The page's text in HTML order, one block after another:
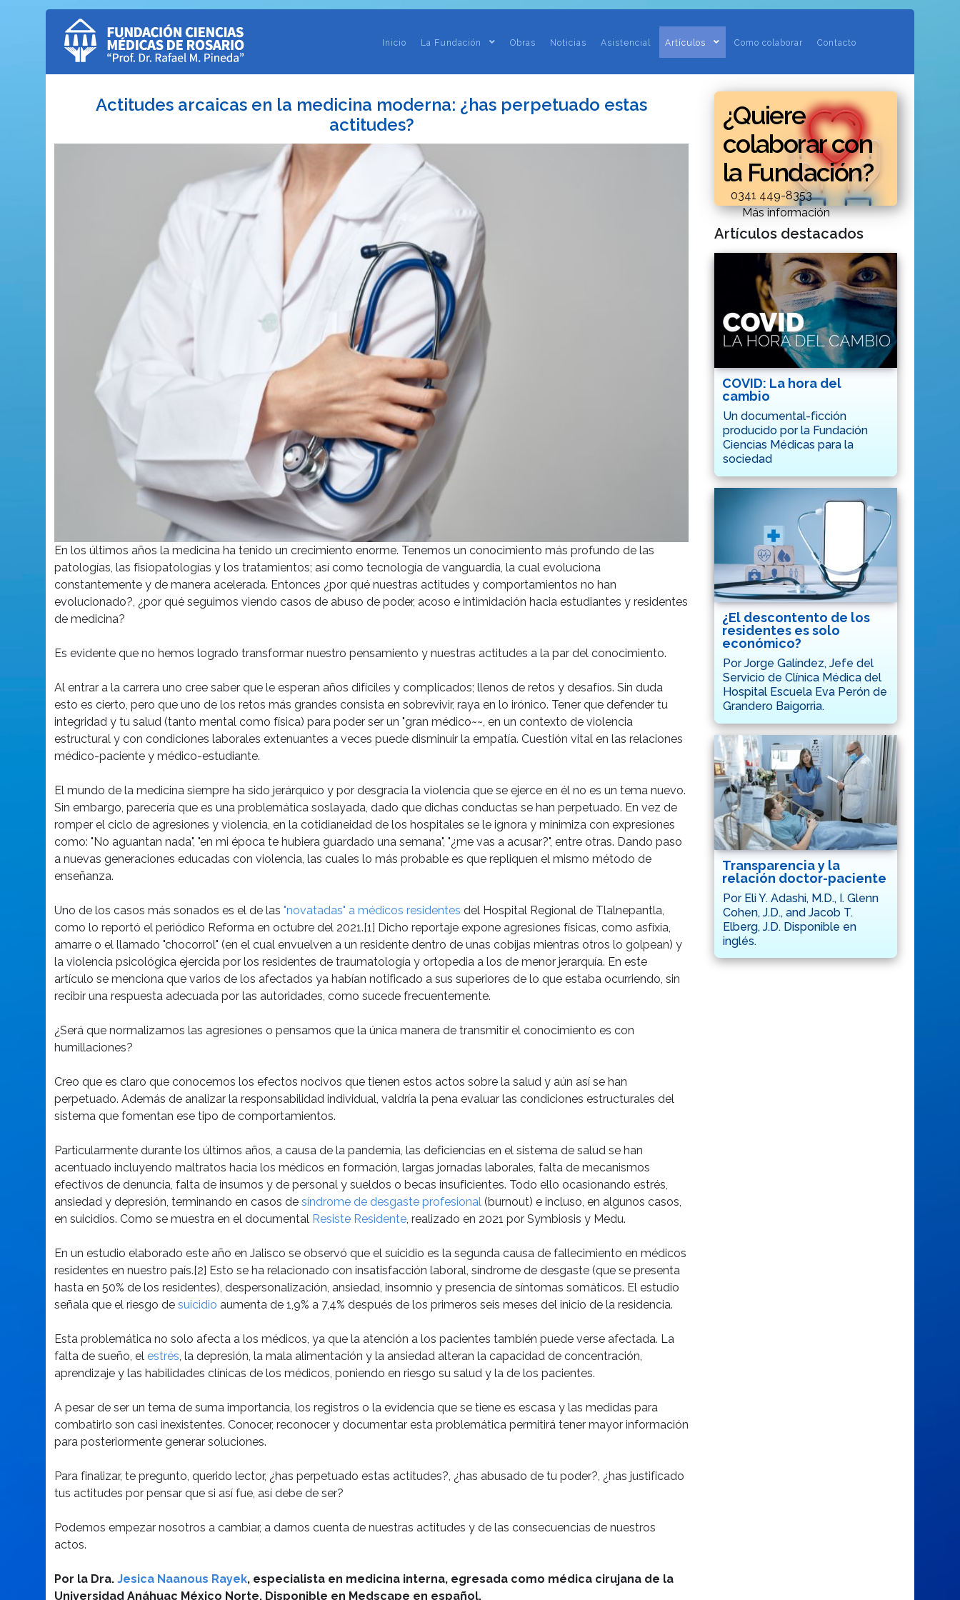
Inicio La Fundación Obras Noticias Asistencial Artículos Como colaborar Contacto
Actitudes arcaicas en la medicina moderna: ¿has perpetuado estas
actitudes?
En los últimos años la medicina ha tenido un crecimiento enorme. Tenemos un conocimiento más profundo de las
patologías, las fisiopatologías y los tratamientos; así como tecnología de vanguardia, la cual evoluciona
constantemente y de manera acelerada. Entonces ¿por qué nuestras actitudes y comportamientos no han
evolucionado?, ¿por qué seguimos viendo casos de abuso de poder, acoso e intimidación hacia estudiantes y residentes
de medicina?
Es evidente que no hemos logrado transformar nuestro pensamiento y nuestras actitudes a la par del conocimiento.
Al entrar a la carrera uno cree saber que le esperan años difíciles y complicados; llenos de retos y desafíos. Sin duda
esto es cierto, pero que uno de los retos más grandes consista en sobrevivir, raya en lo irónico. Tener que defender tu
integridad y tu salud (tanto mental como física) para poder ser un "gran médico~~, en un contexto de violencia
estructural y con condiciones laborales extenuantes a veces puede disminuir la empatía. Cuestión vital en las relaciones
médico-paciente y médico-estudiante.
El mundo de la medicina siempre ha sido jerárquico y por desgracia la violencia que se ejerce en él no es un tema nuevo.
Sin embargo, parecería que es una problemática soslayada, dado que dichas conductas se han perpetuado. En vez de
romper el ciclo de agresiones y violencia, en la cotidianeidad de los hospitales se le ignora y minimiza con expresiones
como: "No aguantan nada", "en mi época te hubiera guardado una semana", "¿me vas a acusar?", entre otras. Dando paso
a nuevas generaciones educadas con violencia, las cuales lo más probable es que repliquen el mismo método de
enseñanza.
Uno de los casos más sonados es el de las "novatadas" a médicos residentes del Hospital Regional de Tlalnepantla,
como lo reportó el periódico Reforma en octubre del 2021.[1] Dicho reportaje expone agresiones físicas, como asfixia,
amarre o el llamado "chocorrol" (en el cual envuelven a un residente dentro de unas cobijas mientras otros lo golpean) y
la violencia psicológica ejercida por los residentes de traumatología y ortopedia a los de menor jerarquía. En este
artículo se menciona que varios de los afectados ya habían notificado a sus superiores de lo que estaba ocurriendo, sin
recibir una respuesta adecuada por las autoridades, como sucede frecuentemente.
¿Será que normalizamos las agresiones o pensamos que la única manera de transmitir el conocimiento es con
humillaciones?
Creo que es claro que conocemos los efectos nocivos que tienen estos actos sobre la salud y aún así se han
perpetuado. Además de analizar la responsabilidad individual, valdría la pena evaluar las condiciones estructurales del
sistema que fomentan ese tipo de comportamientos.
Particularmente durante los últimos años, a causa de la pandemia, las deficiencias en el sistema de salud se han
acentuado incluyendo maltratos hacia los médicos en formación, largas jornadas laborales, falta de mecanismos
efectivos de denuncia, falta de insumos y de personal y sueldos o becas insuficientes. Todo ello ocasionando estrés,
ansiedad y depresión, terminando en casos de síndrome de desgaste profesional (burnout) e incluso, en algunos casos,
en suicidios. Como se muestra en el documental Resiste Residente, realizado en 2021 por Symbiosis y Medu.
En un estudio elaborado este año en Jalisco se observó que el suicidio es la segunda causa de fallecimiento en médicos
residentes en nuestro país.[2] Esto se ha relacionado con insatisfacción laboral, síndrome de desgaste (que se presenta
hasta en 50% de los residentes), despersonalización, ansiedad, insomnio y presencia de síntomas somáticos. El estudio
señala que el riesgo de suicidio aumenta de 1,9% a 7,4% después de los primeros seis meses del inicio de la residencia.
Esta problemática no solo afecta a los médicos, ya que la atención a los pacientes también puede verse afectada. La
falta de sueño, el estrés, la depresión, la mala alimentación y la ansiedad alteran la capacidad de concentración,
aprendizaje y las habilidades clínicas de los médicos, poniendo en riesgo su salud y la de los pacientes.
A pesar de ser un tema de suma importancia, los registros o la evidencia que se tiene es escasa y las medidas para
combatirlo son casi inexistentes. Conocer, reconocer y documentar esta problemática permitirá tener mayor información
para posteriormente generar soluciones.
Para finalizar, te pregunto, querido lector, ¿has perpetuado estas actitudes?, ¿has abusado de tu poder?, ¿has justificado
tus actitudes por pensar que si así fue, así debe de ser?
Podemos empezar nosotros a cambiar, a darnos cuenta de nuestras actitudes y de las consecuencias de nuestros
actos.
Por la Dra. Jesica Naanous Rayek, especialista en medicina interna, egresada como médica cirujana de la
Universidad Anáhuac México Norte. Disponible en Medscape en español.
¿Quiere
colaborar con
la Fundación?
0341 449-8353
Más información
Artículos destacados
COVID: La hora del
cambio
Un documental-ficción
producido por la Fundación
Ciencias Médicas para la
sociedad
¿El descontento de los
residentes es solo
económico?
Por Jorge Galíndez, Jefe del
Servicio de Clínica Médica del
Hospital Escuela Eva Perón de
Grandero Baigorria.
Transparencia y la
relación doctor-paciente
Por Eli Y. Adashi, M.D., I. Glenn
Cohen, J.D., and Jacob T.
Elberg, J.D. Disponible en
inglés.